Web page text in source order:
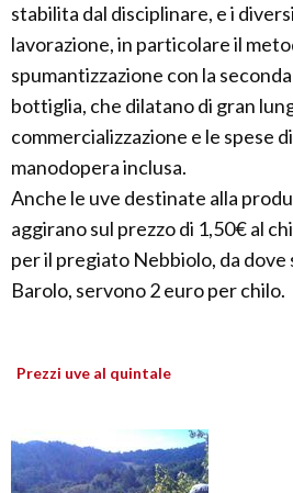
stabilita dal disciplinare, e i
lavorazione, in particolare il
spumantizzazione con la
bottiglia, che dilatano di gran
commercializzazione e le spese
manodopera inclusa.
Anche le uve destinate alla
aggirano sul prezzo di 1,50€ al
per il pregiato Nebbiolo, da dove
Barolo, servono 2 euro per chilo.
Prezzi uve al quintale